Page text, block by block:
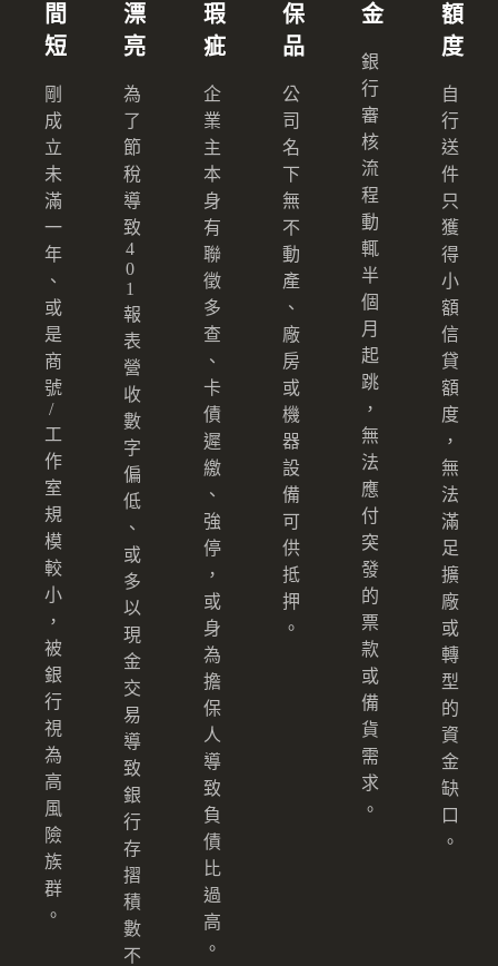
間
短
剛
成
立
未
滿
一
年
、
或
是
商
號
/
工
作
室
規
模
較
小
，
被
銀
行
視
為
高
風
險
族
群
。
漂
亮
為
了
節
稅
導
致
4
0
1
報
表
營
收
數
字
偏
低
、
或
多
以
現
金
交
易
導
致
銀
行
存
摺
積
數
不
瑕
疵
企
業
主
本
身
有
聯
徵
多
查
、
卡
債
遲
繳
、
強
停
，
或
身
為
擔
保
人
導
致
負
債
比
過
高
。
保
品
公
司
名
下
無
不
動
產
、
廠
房
或
機
器
設
備
可
供
抵
押
。
金
銀
行
審
核
流
程
動
輒
半
個
月
起
跳
，
無
法
應
付
突
發
的
票
款
或
備
貨
需
求
。
額
度
自
行
送
件
只
獲
得
小
額
信
貸
額
度
，
無
法
滿
足
擴
廠
或
轉
型
的
資
金
缺
口
。